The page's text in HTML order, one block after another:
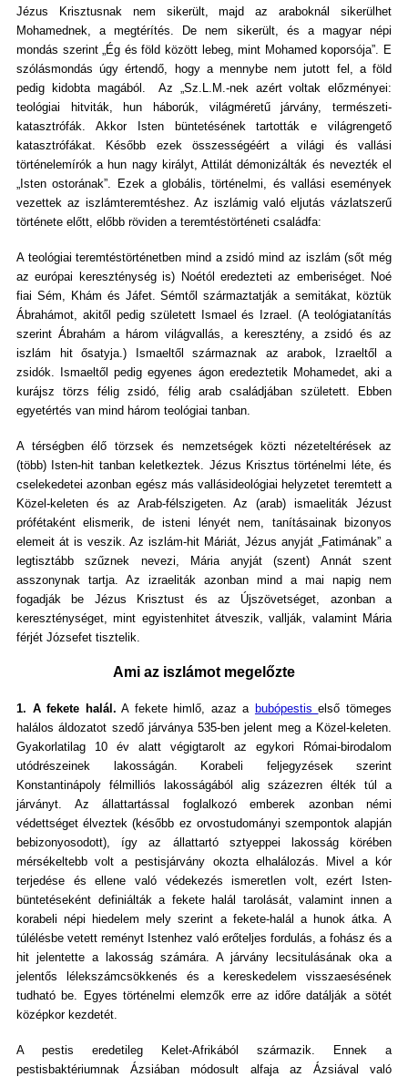
Jézus Krisztusnak nem sikerült, majd az araboknál sikerülhet
Mohamednek, a megtérítés. De nem sikerült, és a magyar népi
mondás szerint „Ég és föld között lebeg, mint Mohamed koporsója”. E
szólásmondás úgy értendő, hogy a mennybe nem jutott fel, a föld
pedig kidobta magából. Az „Sz.L.M.-nek azért voltak előzményei:
teológiai hitviták, hun háborúk, világméretű járvány, természeti-
katasztrófák. Akkor Isten büntetésének tartották e világrengető
katasztrófákat. Később ezek összességéért a világi és vallási
történelemírók a hun nagy királyt, Attilát démonizálták és nevezték el
„Isten ostorának”. Ezek a globális, történelmi, és vallási események
vezettek az iszlámteremtéshez. Az iszlámig való eljutás vázlatszerű
története előtt, előbb röviden a teremtéstörténeti családfa:
A teológiai teremtéstörténetben mind a zsidó mind az iszlám (sőt még
az európai kereszténység is) Noétól eredezteti az emberiséget. Noé
fiai Sém, Khám és Jáfet. Sémtől származtatják a semitákat, köztük
Ábrahámot, akitől pedig született Ismael és Izrael. (A teológiatanítás
szerint Ábrahám a három világvallás, a keresztény, a zsidó és az
iszlám hit ősatyja.) Ismaeltől származnak az arabok, Izraeltől a
zsidók. Ismaeltől pedig egyenes ágon eredeztetik Mohamedet, aki a
kurájsz törzs félig zsidó, félig arab családjában született. Ebben
egyetértés van mind három teológiai tanban.
A térségben élő törzsek és nemzetségek közti nézeteltérések az
(több) Isten-hit tanban keletkeztek. Jézus Krisztus történelmi léte, és
cselekedetei azonban egész más vallásideológiai helyzetet teremtett a
Közel-keleten és az Arab-félszigeten. Az (arab) ismaeliták Jézust
prófétaként elismerik, de isteni lényét nem, tanításainak bizonyos
elemeit át is veszik. Az iszlám-hit Máriát, Jézus anyját „Fatimának” a
legtisztább szűznek nevezi, Mária anyját (szent) Annát szent
asszonynak tartja. Az izraeliták azonban mind a mai napig nem
fogadják be Jézus Krisztust és az Újszövetséget, azonban a
kereszténységet, mint egyistenhitet átveszik, vallják, valamint Mária
férjét Józsefet tisztelik.
Ami az iszlámot megelőzte
1. A fekete halál. A fekete himlő, azaz a bubópestiselső tömeges
halálos áldozatot szedő járványa 535-ben jelent meg a Közel-keleten.
Gyakorlatilag 10 év alatt végigtarolt az egykori Római-birodalom
utódrészeinek lakosságán. Korabeli feljegyzések szerint
Konstantinápoly félmilliós lakosságából alig százezren élték túl a
járványt. Az állattartással foglalkozó emberek azonban némi
védettséget élveztek (később ez orvostudományi szempontok alapján
bebizonyosodott), így az állattartó sztyeppei lakosság körében
mérsékeltebb volt a pestisjárvány okozta elhalálozás. Mivel a kór
terjedése és ellene való védekezés ismeretlen volt, ezért Isten-
büntetéseként definiálták a fekete halál tarolását, valamint innen a
korabeli népi hiedelem mely szerint a fekete-halál a hunok átka. A
túlélésbe vetett reményt Istenhez való erőteljes fordulás, a fohász és a
hit jelentette a lakosság számára. A járvány lecsitulásának oka a
jelentős lélekszámcsökkenés és a kereskedelem visszaesésének
tudható be. Egyes történelmi elemzők erre az időre datálják a sötét
középkor kezdetét.
A pestis eredetileg Kelet-Afrikából származik. Ennek a
pestisbaktériumnak Ázsiában módosult alfaja az Ázsiával való